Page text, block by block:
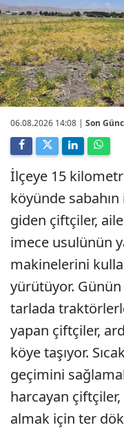
06.08.2026 14:08 | Son
İlçeye 15
köyünde sabahın
giden çiftçiler,
imece usulünün
makinelerini
yürütüyor.
tarlada
yapan çiftçiler,
köye taşıyor.
geçimini
harcayan çiftçiler,
almak için ter